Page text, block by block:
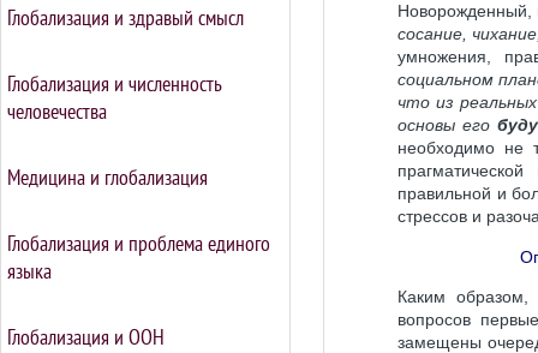
Глобализация и здравый смысл
Глобализация и численность
человечества
Медицина и глобализация
Глобализация и проблема единого
языка
Глобализация и ООН
сосание,
умножения,
социальном
что из
основы его
необходимо не
правильной и
стрессов и
Каким
вопросов
замещены